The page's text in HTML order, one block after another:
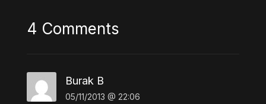
4 Comments
Burak B
05/11/2013 @ 22:06